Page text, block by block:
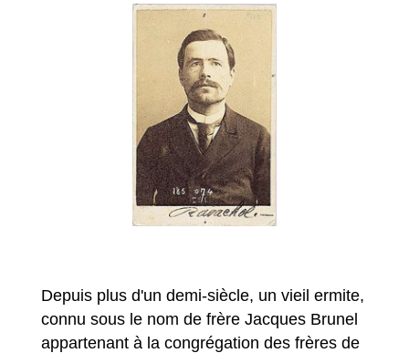
Depuis plus d'un demi-siècle, un vieil ermite,
connu sous le nom de frère Jacques Brunel
appartenant à la congrégation des frères de